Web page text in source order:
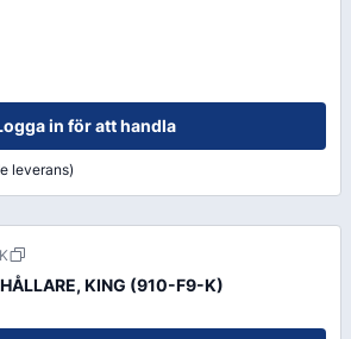
in för att handla
leverans)
KING (910-F9-K)